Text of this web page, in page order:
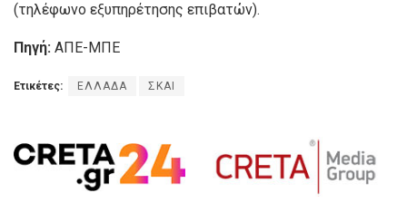
(τηλέφωνο εξυπηρέτησης επιβατών).
Πηγή: ΑΠΕ-ΜΠΕ
Ετικέτες: ΕΛΛΑΔΑ ΣΚΑΙ